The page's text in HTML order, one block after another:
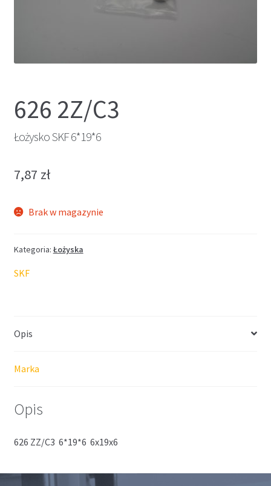
626 2Z/C3
Łożysko SKF 6*19*6
7,87 zł
Brak w magazynie
Kategoria: Łożyska
SKF
Opis
Marka
Opis
626 ZZ/C3 6*19*6 6x19x6